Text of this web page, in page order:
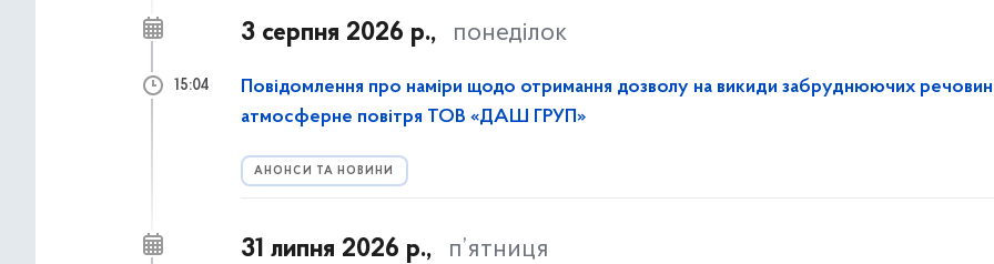
3 серпня 2026 р., понеділок
Повідомлення про наміри щодо отримання дозволу на викиди забруднюючих речовин
атмосферне повітря ТОВ «ДАШ ГРУП»
АНОНСИ ТА НОВИНИ
15:04
31 липня 2026 р., п’ятниця